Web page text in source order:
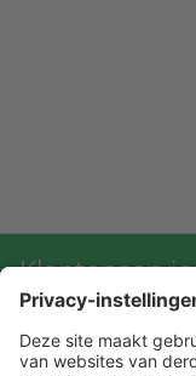
Contact met